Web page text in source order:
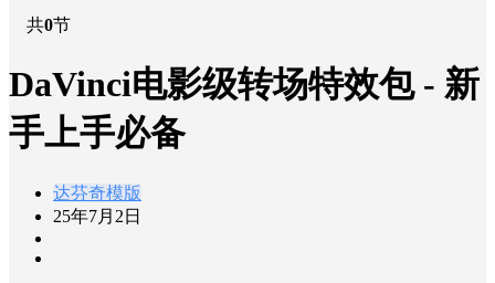
共0节
DaVinci电影级转场特效包 - 新
手上手必备
达芬奇模版
25年7月2日